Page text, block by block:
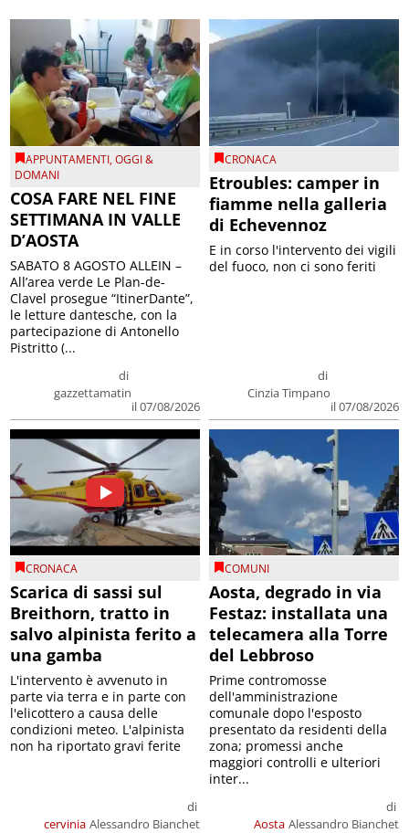
APPUNTAMENTI,OGGI &
DOMANI
COSA FARE NEL FINE
SETTIMANA IN VALLE
D’AOSTA
di
gazzettamatin
il 07/08/2026
SABATO 8 AGOSTO ALLEIN –
All’area verde Le Plan-de-
Clavel prosegue “ItinerDante”,
le letture dantesche, con la
partecipazione di Antonello
Pistritto (...
CRONACA
Etroubles: camper in
fiamme nella galleria
di Echevennoz
di
Cinzia Timpano
il 07/08/2026
E in corso l'intervento dei vigili
del fuoco, non ci sono feriti
CRONACA
Scarica di sassi sul
Breithorn, tratto in
salvo alpinista ferito a
una gamba
cervinia
di
Alessandro Bianchet
L'intervento è avvenuto in
parte via terra e in parte con
l'elicottero a causa delle
condizioni meteo. L'alpinista
non ha riportato gravi ferite
COMUNI
Aosta, degrado in via
Festaz: installata una
telecamera alla Torre
del Lebbroso
Aosta
di
Alessandro Bianchet
Prime contromosse
dell'amministrazione
comunale dopo l'esposto
presentato da residenti della
zona; promessi anche
maggiori controlli e ulteriori
inter...